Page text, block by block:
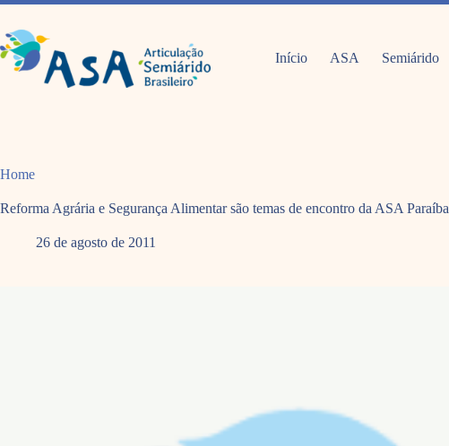
Pular
o
conteúdo
Início ASA Semiárido
Home
Reforma Agrária e Segurança Alimentar são temas de encontro da ASA Paraíba
26 de agosto de 2011